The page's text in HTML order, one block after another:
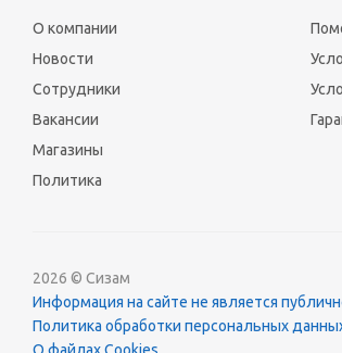
О компании
Новости
Сотрудники
Вакансии
Магазины
Политика
2026 © Сизам
Информация на сайте не является
Политика обработки персональных